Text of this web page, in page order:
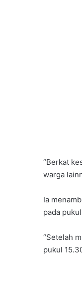
“Berkat
warga
Ia
pada
“Setelah
pukul